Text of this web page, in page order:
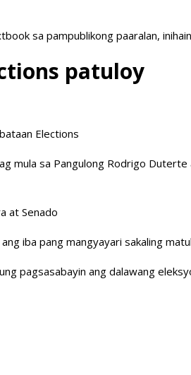
sa pampublikong paaralan,
patuloy
Elections
mula sa Pangulong Rodrigo
at Senado
iba pang mangyayari sakaling
pagsasabayin ang dalawang